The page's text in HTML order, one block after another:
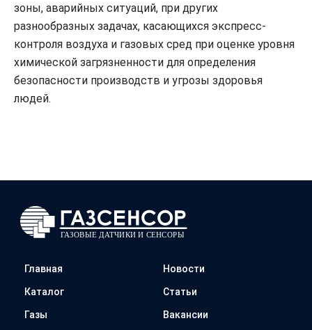
зоны, аварийных ситуаций, при других
разнообразных задачах, касающихся экспресс-
контроля воздуха и газовых сред при оценке уровня
химической загрязненности для определения
безопасности производств и угрозы здоровья
людей.
Главная
Каталог
Газы
Новости
Статьи
Вакансии